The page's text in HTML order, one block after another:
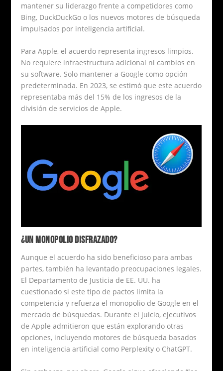
mantener su liderazgo frente a competidores como
Bing, DuckDuckGo o los nuevos motores de búsqueda
impulsados por inteligencia artificial.
Para Apple, el acuerdo representa ingresos limpios.
No requiere infraestructura adicional ni cambios en
su software. Solo mantener a Google como opción
predeterminada. En 2023, se estimó que este acuerdo
representaba más del 15% de los ingresos de la
división de servicios de Apple.
¿UN MONOPOLIO DISFRAZADO?
Aunque el acuerdo ha sido beneficioso para ambas
partes, también ha levantado preocupaciones legales.
El Departamento de Justicia de EE. UU. ha
cuestionado si este tipo de pactos limita la
competencia y refuerza el monopolio de Google en el
mercado de búsquedas. Durante el juicio, ejecutivos
de Apple admitieron que están explorando otras
opciones, incluyendo motores de búsqueda basados
en inteligencia artificial como Perplexity o ChatGPT.